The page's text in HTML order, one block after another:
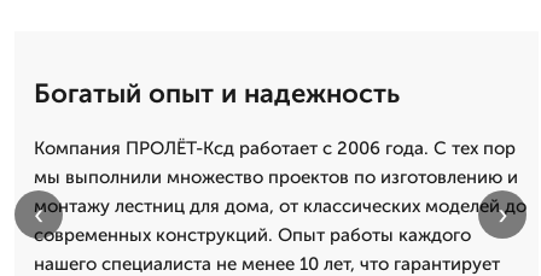
Богатый опыт и надежность
Компания ПРОЛЁТ-Ксд работает с 2006 года. С тех пор
мы выполнили множество проектов по изготовлению и
монтажу лестниц для дома, от классических моделей до
современных конструкций. Опыт работы каждого
нашего специалиста не менее 10 лет, что гарантирует
‹ ›